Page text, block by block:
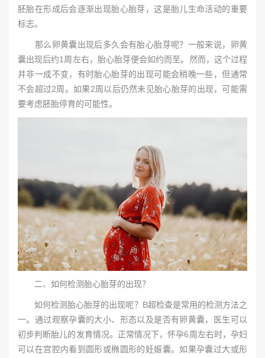
胚胎在形成后会逐渐出现胎心胎芽，这是胎儿生命活动的重要
标志。
那么卵黄囊出现后多久会有胎心胎芽呢？一般来说，卵黄
囊出现后约1周左右，胎心胎芽便会如约而至。然而，这个过程
并非一成不变，有时胎心胎芽的出现可能会稍晚一些，但通常
不会超过2周。如果2周以后仍然未见胎心胎芽的出现，可能需
要考虑胚胎停育的可能性。
二、如何检测胎心胎芽的出现？
如何检测胎心胎芽的出现呢？B超检查是常用的检测方法之
一。通过观察孕囊的大小、形态以及是否有卵黄囊，医生可以
初步判断胎儿的发育情况。正常情况下，怀孕6周左右时，孕妇
可以在宫腔内看到圆形或椭圆形的妊娠囊。如果孕囊过大或形